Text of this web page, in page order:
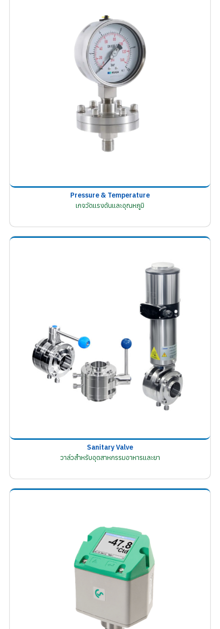
Pressure & Temperature
เกจวัดแรงดันและอุณหภูมิ
Sanitary Valve
วาล์วสำหรับอุตสาหกรรมอาหารและยา